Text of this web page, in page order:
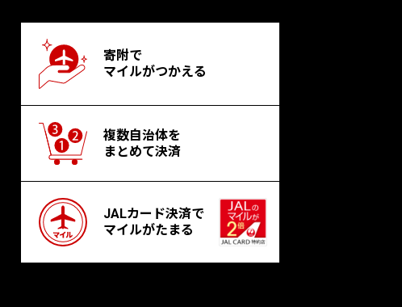
寄附で
マイルがつかえる
複数自治体を
まとめて決済
JALカード決済で
マイルがたまる